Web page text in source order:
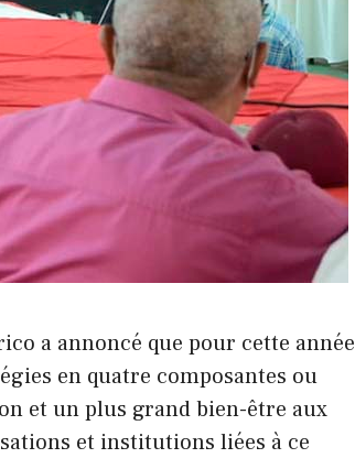
a annoncé que pour cette année
en quatre composantes ou
et un plus grand bien-être aux
et institutions liées à ce